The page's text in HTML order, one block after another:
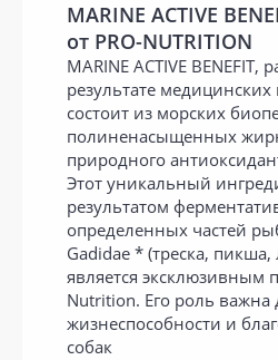
MARINE ACTIVE
от PRO-NUTRITION
MARINE ACTIVE BENEFIT,
результате
состоит из морских
полиненасыщенных
природного
Этот уникальный
результатом
определенных частей
Gadidae * (треска, пикша,
является эксклюзивным
Nutrition. Его роль важна
жизнеспособности и
собак